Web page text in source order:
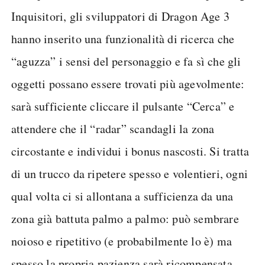
Inquisitori, gli sviluppatori di Dragon Age 3
hanno inserito una funzionalità di ricerca che
“aguzza” i sensi del personaggio e fa sì che gli
oggetti possano essere trovati più agevolmente:
sarà sufficiente cliccare il pulsante “Cerca” e
attendere che il “radar” scandagli la zona
circostante e individui i bonus nascosti. Si tratta
di un trucco da ripetere spesso e volentieri, ogni
qual volta ci si allontana a sufficienza da una
zona già battuta palmo a palmo: può sembrare
noioso e ripetitivo (e probabilmente lo è) ma